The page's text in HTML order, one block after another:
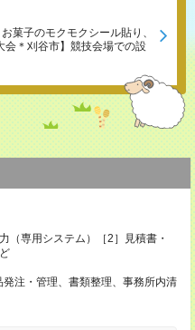
菓子のモクモクシール貼り、
＊刈谷市】競技会場での設
（専用システム）［2］見積書・
注・管理、書類整理、事務所内清